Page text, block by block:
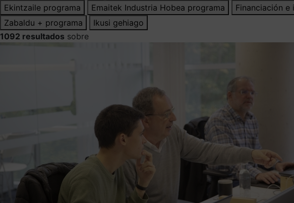
Ekintzaile programa
Emaitek Industria Hobea programa Financiación e
Zabaldu + programa
Ikusi gehiago
1092 resultados sobre